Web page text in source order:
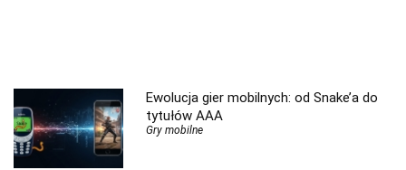
Ewolucja gier mobilnych: od Snake’a do
tytułów AAA
Gry mobilne